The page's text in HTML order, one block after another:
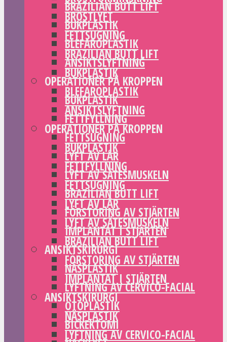
BRAZILIAN BUTT LIFT
BUKPLASTIK
BLEFAROPLASTIK
ANSIKTSLYFTNING
OPERATIONER PÅ KROPPEN
BUKPLASTIK
FETTFYLLNING
FETTSUGNING
LYFT AV LÅR
LYFT AV SÄTESMUSKELN
BRAZILIAN BUTT LIFT
FÖRSTORING AV STJÄRTEN
IMPLANTAT I STJÄRTEN
ANSIKTSKIRURGI
NÄSPLASTIK
LYFTNING AV CERVICO-FACIAL
OTOPLASTIK
BICKEKTOMI
BRÖSTLYFT
FETTSUGNING
BRAZILIAN BUTT LIFT
BUKPLASTIK
BLEFAROPLASTIK
ANSIKTSLYFTNING
OPERATIONER PÅ KROPPEN
BUKPLASTIK
FETTFYLLNING
FETTSUGNING
LYFT AV LÅR
LYFT AV SÄTESMUSKELN
BRAZILIAN BUTT LIFT
FÖRSTORING AV STJÄRTEN
IMPLANTAT I STJÄRTEN
ANSIKTSKIRURGI
NÄSPLASTIK
LYFTNING AV CERVICO-FACIAL